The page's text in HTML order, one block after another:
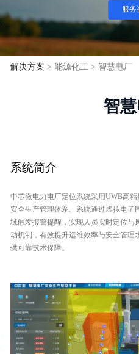
服务
解决方案 > 能源化工 > 智慧电厂
智
系统简介
中芯微电力电厂定位系统采用UWB高
安全生产管理体系。系统通过虚拟电子
域触发报警提醒，实现人员实时定位与
动机制，有效提升运维效率与安全管理
供可靠技术保障。